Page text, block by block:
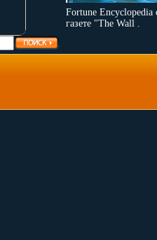
Fortune Encyclopedia
газете "The Wall .